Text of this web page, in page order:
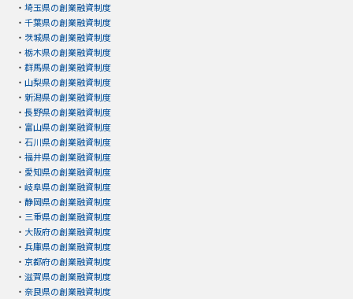
・ 埼玉県の創業融資制度
・ 千葉県の創業融資制度
・ 茨城県の創業融資制度
・ 栃木県の創業融資制度
・ 群馬県の創業融資制度
・ 山梨県の創業融資制度
・ 新潟県の創業融資制度
・ 長野県の創業融資制度
・ 富山県の創業融資制度
・ 石川県の創業融資制度
・ 福井県の創業融資制度
・ 愛知県の創業融資制度
・ 岐阜県の創業融資制度
・ 静岡県の創業融資制度
・ 三重県の創業融資制度
・ 大阪府の創業融資制度
・ 兵庫県の創業融資制度
・ 京都府の創業融資制度
・ 滋賀県の創業融資制度
・ 奈良県の創業融資制度